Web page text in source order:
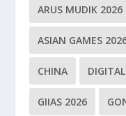
ARUS MUDIK 2026
ASIAN GAMES
CHINA DIGITAL
GIIAS 2026